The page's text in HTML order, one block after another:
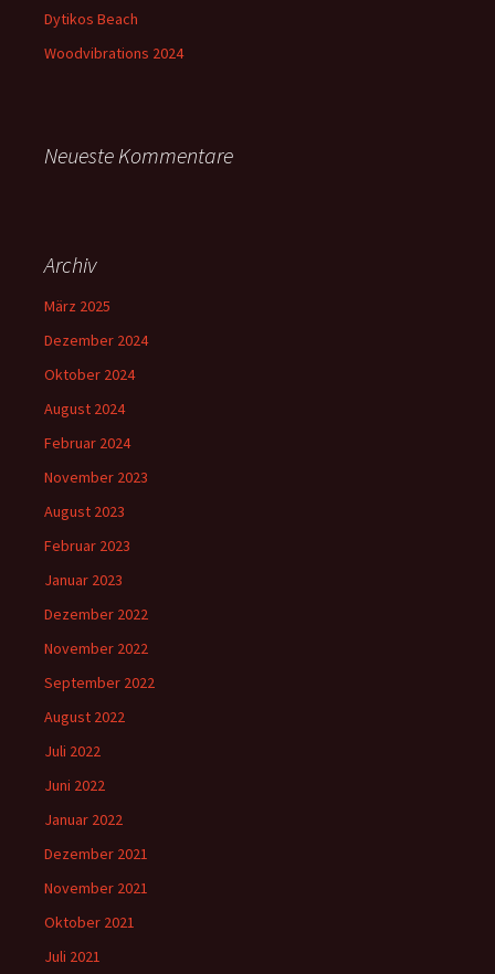
Dytikos Beach
Woodvibrations 2024
Neueste Kommentare
Archiv
März 2025
Dezember 2024
Oktober 2024
August 2024
Februar 2024
November 2023
August 2023
Februar 2023
Januar 2023
Dezember 2022
November 2022
September 2022
August 2022
Juli 2022
Juni 2022
Januar 2022
Dezember 2021
November 2021
Oktober 2021
Juli 2021